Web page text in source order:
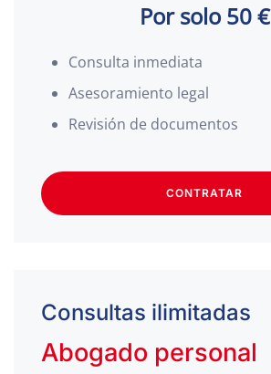
Por solo 50 €
Consulta inmediata
Asesoramiento legal
Revisión de documentos
CONTRATAR
Consultas ilimitadas
Abogado personal